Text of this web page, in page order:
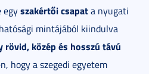
egyszakértői csapata nyugati
mintájából kiindulva
közép és hosszú távú
hogy a szegedi egyetem